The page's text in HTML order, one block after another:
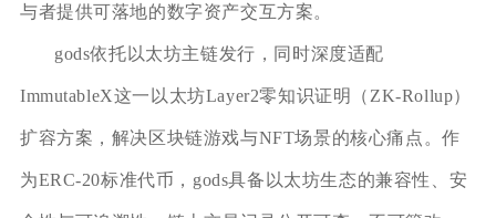
与者提供可落地的数字资产交互方案。
gods依托以太坊主链发行，同时深度适配
ImmutableX这一以太坊Layer2零知识证明（ZK-Rollup）
扩容方案，解决区块链游戏与NFT场景的核心痛点。作
为ERC-20标准代币，gods具备以太坊生态的兼容性、安